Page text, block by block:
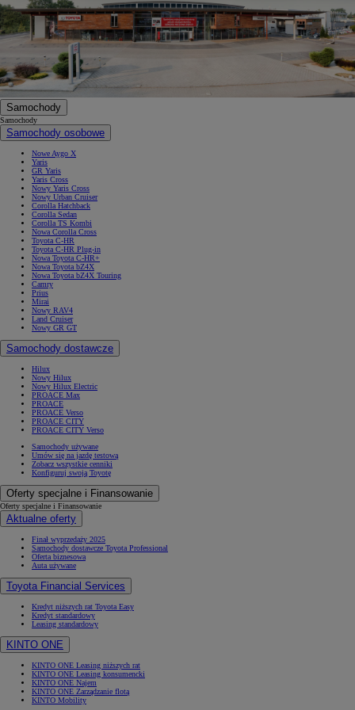
Samochody
Samochody
Samochody osobowe
Nowe Aygo X
Yaris
GR Yaris
Yaris Cross
Nowy Yaris Cross
Nowy Urban Cruiser
Corolla Hatchback
Corolla Sedan
Corolla TS Kombi
Nowa Corolla Cross
Toyota C-HR
Toyota C-HR Plug-in
Nowa Toyota C-HR+
Nowa Toyota bZ4X
Nowa Toyota bZ4X Touring
Camry
Prius
Mirai
Nowy RAV4
Land Cruiser
Nowy GR GT
Samochody dostawcze
Hilux
Nowy Hilux
Nowy Hilux Electric
PROACE Max
PROACE
PROACE Verso
PROACE CITY
PROACE CITY Verso
Samochody używane
Umów się na jazdę testową
Zobacz wszystkie cenniki
Konfiguruj swoją Toyotę
Oferty specjalne i Finansowanie
Oferty specjalne i Finansowanie
Aktualne oferty
Finał wyprzedaży 2025
Samochody dostawcze Toyota Professional
Oferta biznesowa
Auta używane
Toyota Financial Services
Kredyt niższych rat Toyota Easy
Kredyt standardowy
Leasing standardowy
KINTO ONE
KINTO ONE Leasing niższych rat
KINTO ONE Leasing konsumencki
KINTO ONE Najem
KINTO ONE Zarządzanie flotą
KINTO Mobility